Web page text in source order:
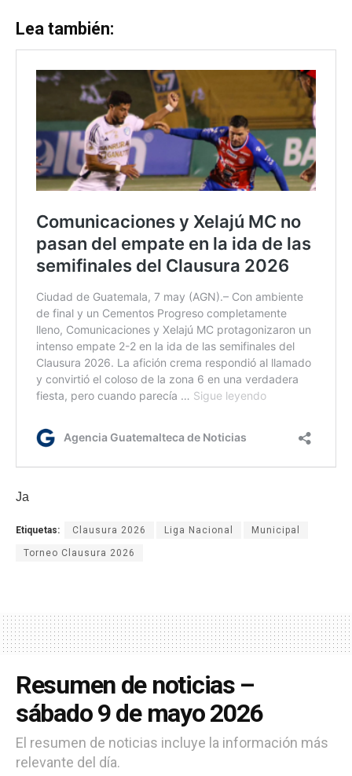
Lea también:
Ja
Etiquetas: Clausura 2026 Liga Nacional Municipal
Torneo Clausura 2026
Resumen de noticias –
sábado 9 de mayo 2026
El resumen de noticias incluye la información más
relevante del día.